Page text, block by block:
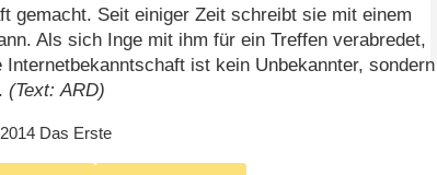
gemacht. Seit einiger Zeit schreibt sie mit einem
Als sich Inge mit ihm für ein Treffen verabredet,
ist kein Unbekannter, sondern
(Text: ARD)
Das Erste